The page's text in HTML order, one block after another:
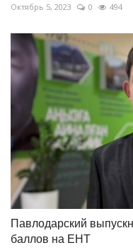
Октябрь 5, 2023 0 494
Павлодарский
баллов на ЕНТ